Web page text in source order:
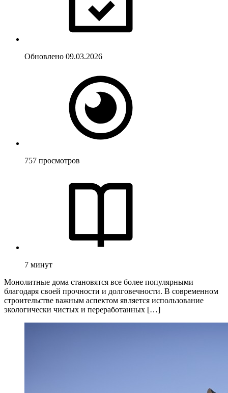
Обновлено 09.03.2026
757 просмотров
7 минут
Монолитные дома становятся все более популярными
благодаря своей прочности и долговечности. В современном
строительстве важным аспектом является использование
экологически чистых и переработанных […]